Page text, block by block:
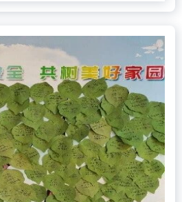
浓厚，员工认真聆听、踊跃提
答健康疑问，一问一答间让大
康管理要点。
对心脑血管健康的科学认知与自
药集团将持续开展健康关爱活
一位员工的身心健康。
健康常伴，以更好的状态奔赴